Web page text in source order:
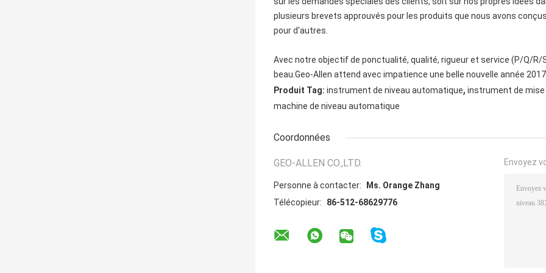
plusieurs brevets approuvés pour les produits que nous avons
pour d'autres.
Avec notre objectif de ponctualité, qualité, rigueur et service (P/Q/R/
beau.Geo-Allen attend avec impatience une belle nouvelle année
Produit Tag: instrument de niveau automatique, instrument de
machine de niveau automatique
Coordonnées
GEO-ALLEN CO.,LTD.
Personne à contacter:
Ms. Orange Zhang
Télécopieur:
86-512-68629776
Envoyez